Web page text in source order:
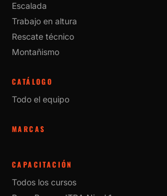
Escalada
Trabajo en altura
Rescate técnico
Montañismo
CATÁLOGO
Todo el equipo
MARCAS
CAPACITACIÓN
Todos los cursos